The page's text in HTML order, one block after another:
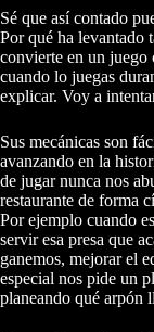
Sé que así contado
Por qué ha levantado
convierte en un
cuando lo juegas
explicar. Voy a
Sus mecánicas son
avanzando en la
de jugar nunca nos
restaurante de forma
Por ejemplo cuando
servir esa presa que
ganemos, mejorar el
especial nos pide un
planeando qué arpón